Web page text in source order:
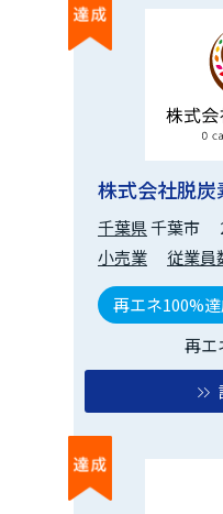
株式会社脱炭
千葉県千葉市
小売業
従業員
再エネ100%達
再エ